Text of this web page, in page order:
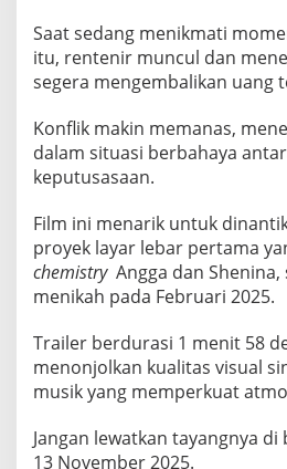
Saat sedang menikmati
itu, rentenir muncul dan
segera mengembalikan uang
Konflik makin memanas,
dalam situasi berbahaya
keputusasaan.
Film ini menarik untuk
proyek layar lebar pertama
chemistryAngga dan Shenina,
menikah pada Februari 2025.
Trailer berdurasi 1 menit 58
menonjolkan kualitas visual
musik yang memperkuat
Jangan lewatkan tayangnya
13 November 2025.